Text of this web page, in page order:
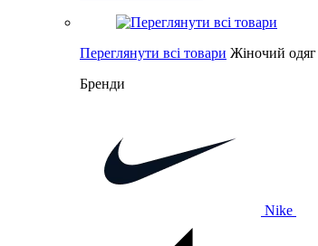
Переглянути всі товари Жіночий одяг
Бренди
Nike